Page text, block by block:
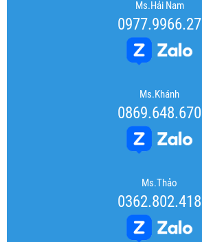
Ms.Hải Nam
0977.9966.27
Ms.Khánh
0869.648.670
Ms.Thảo
0362.802.418